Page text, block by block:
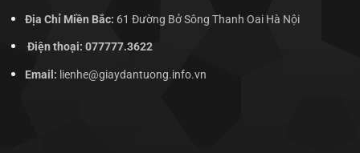
Địa Chỉ Miền Bắc: 61 Đường Bở Sông Thanh Oai Hà Nội
Điện thoại: 077777.3622
Email: lienhe@giaydantuong.info.vn